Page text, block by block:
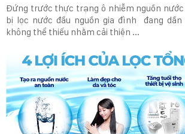
Đứng trước thực trạng ô nhiễm nguồn
bị lọc nước đầu nguồn gia đình đang
không thể thiếu nhằm cải thiện ...